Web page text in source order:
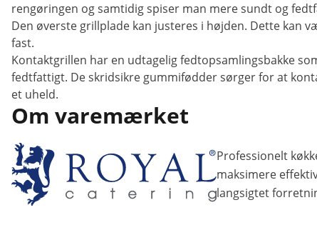
rengøringen og samtidig spiser man mere sundt og
Den øverste grillplade kan justeres i højden. Dette kan
fast.
Kontaktgrillen har en udtagelig fedtopsamlingsbakke
fedtfattigt. De skridsikre gummifødder sørger for at
et uheld.
Om varemærket
Professionelt
maksimere
langsigtet